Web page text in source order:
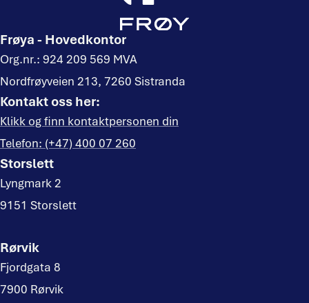
Frøya - Hovedkontor
Org.nr.: 924 209 569 MVA
Nordfrøyveien 213, 7260 Sistranda
Kontakt oss her:
Klikk og finn kontaktpersonen din
Telefon: (+47) 400 07 260
Storslett
Lyngmark 2
9151 Storslett
Rørvik
Fjordgata 8
7900 Rørvik